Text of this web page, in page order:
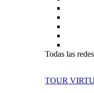
Todas las
TOUR